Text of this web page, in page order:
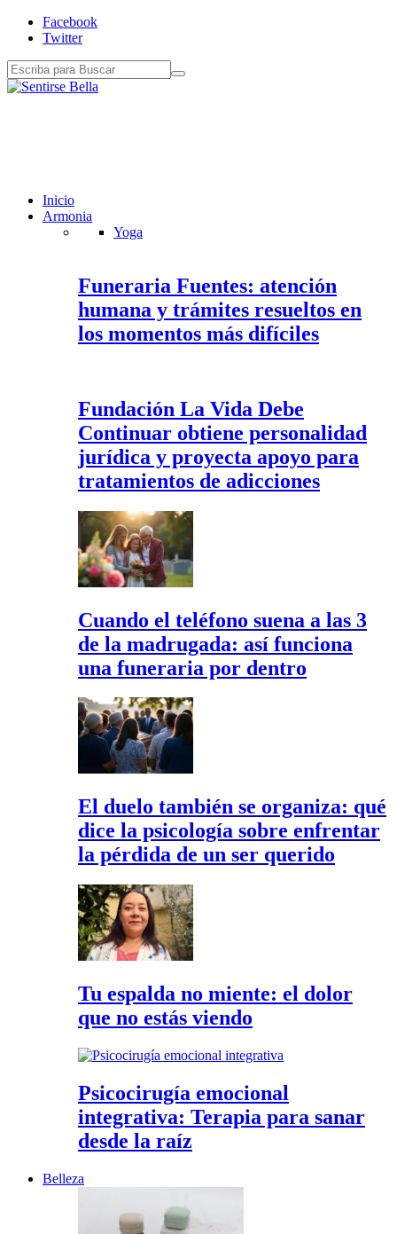
Facebook
Twitter
Inicio
Armonia
Yoga
Funeraria Fuentes: atención
humana y trámites resueltos en
los momentos más difíciles
Fundación La Vida Debe
Continuar obtiene personalidad
jurídica y proyecta apoyo para
tratamientos de adicciones
Cuando el teléfono suena a las 3
de la madrugada: así funciona
una funeraria por dentro
El duelo también se organiza: qué
dice la psicología sobre enfrentar
la pérdida de un ser querido
Tu espalda no miente: el dolor
que no estás viendo
Psicocirugía emocional
integrativa: Terapia para sanar
desde la raíz
Belleza